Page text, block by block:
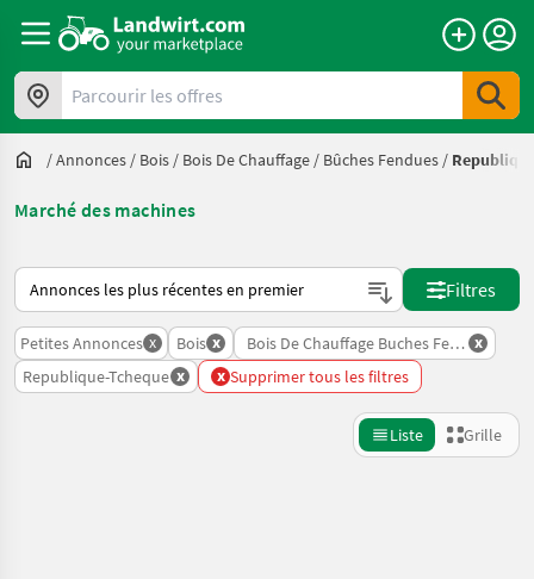
Parcourir les offres
/Annonces / Bois / Bois De Chauffage / Bûches Fendues /
Marché des machines
Voici comment les annonces sont triées sur Landwirt.com
Filtres
Petites Annonces x Bois x Bois De Chauffage Buches Fendues
x
Republique-Tcheque x x Supprimer tous les filtres
Liste Grille